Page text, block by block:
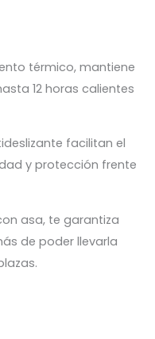
térmico, mantiene
12 horas calientes
facilitan el
y protección frente
asa, te garantiza
de poder llevarla